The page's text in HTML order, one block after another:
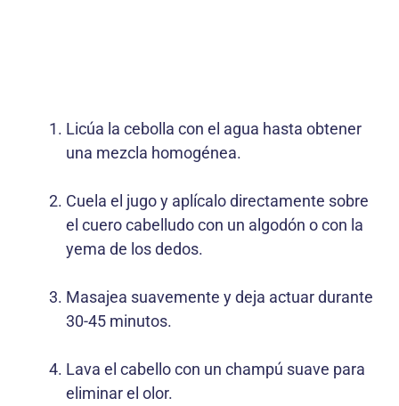
Licúa la cebolla con el agua hasta obtener
una mezcla homogénea.
Cuela el jugo y aplícalo directamente sobre
el cuero cabelludo con un algodón o con la
yema de los dedos.
Masajea suavemente y deja actuar durante
30-45 minutos.
Lava el cabello con un champú suave para
eliminar el olor.